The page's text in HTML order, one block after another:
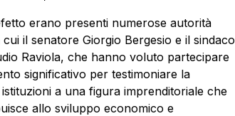
erano presenti numerose autorità
cui il senatore Giorgio Bergesio e il sindaco
Raviola, che hanno voluto partecipare
significativo per testimoniare la
a una figura imprenditoriale che
allo sviluppo economico e